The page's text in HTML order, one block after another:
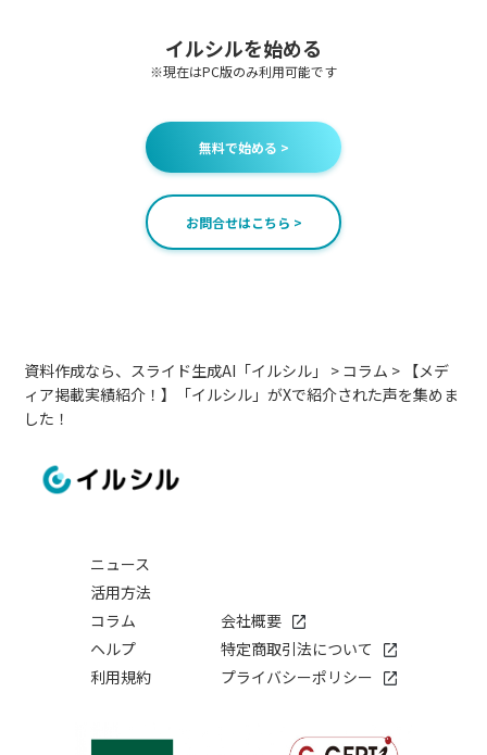
イルシルを始める
※現在はPC版のみ利用可能です
無料で始める >
お問合せはこちら >
資料作成なら、スライド生成AI「イルシル」 > コラム > 【メデ
ィア掲載実績紹介！】「イルシル」がXで紹介された声を集めま
した！
ニュース
活用方法
コラム
ヘルプ
利用規約
会社概要
特定商取引法について
プライバシーポリシー